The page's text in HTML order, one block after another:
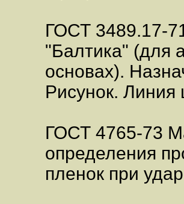
ГОСТ 3489.17-
"Балтика" (для
основах).
Рисунок.
ГОСТ 4765-73
определения
пленок при